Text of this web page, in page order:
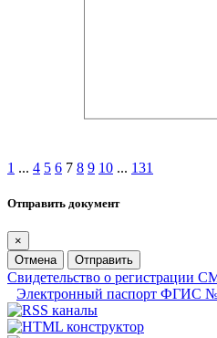
1 ... 4 5 6 7 8 9 10 ... 131
Отправить документ
×
Отмена
Отправить
Свидетельство о регистрации
Электронный паспорт ФГИС